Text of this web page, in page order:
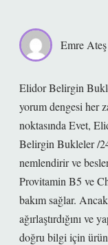
Emre Ateş
Elidor Belirgin
yorum dengesi her
noktasında Evet,
Belirgin Bukleler /
nemlendirir ve
Provitamin B5 ve
bakım sağlar.
ağırlaştırdığını ve
doğru bilgi için